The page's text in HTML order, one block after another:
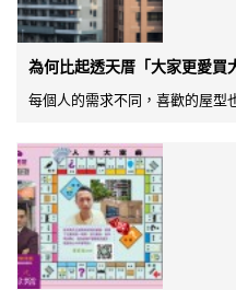
為何比起透天厝「大家更愛買
每個人的需求不同，喜歡的屋型